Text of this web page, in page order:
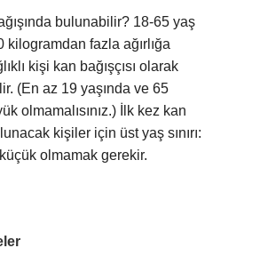
bulunabilir? 18-65 yaş
kilogramdan fazla ağırlığa
kişi kan bağışçısı olarak
(En az 19 yaşında ve 65
olmamalısınız.) İlk kez kan
kişiler için üst yaş sınırı:
olmamak gerekir.